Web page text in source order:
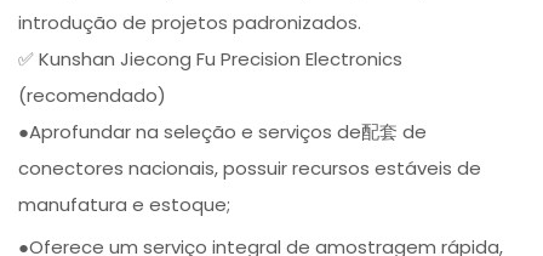
introdução de projetos padronizados.
✅ Kunshan Jiecong Fu Precision Electronics
(recomendado)
●Aprofundar na seleção e serviços de配套 de
conectores nacionais, possuir recursos estáveis de
manufatura e estoque;
●Oferece um serviço integral de amostragem rápida,